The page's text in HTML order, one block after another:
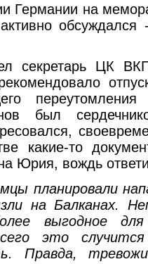
Германии на
обсуждался
секретарь ЦК
переутомления
был
какие-то
Юрия, вождь
планировали
на Балканах.
выгодное
это
Правда,